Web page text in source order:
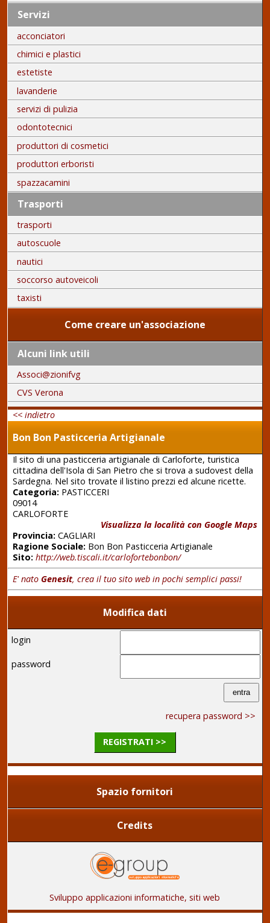
Servizi
acconciatori
chimici e plastici
estetiste
lavanderie
servizi di pulizia
odontotecnici
produttori di cosmetici
produttori erboristi
spazzacamini
Trasporti
trasporti
autoscuole
nautici
soccorso autoveicoli
taxisti
Come creare un'associazione
Alcuni link utili
Associ@zionifvg
CVS Verona
<< indietro
Bon Bon Pasticceria Artigianale
Il sito di una pasticceria artigianale di Carloforte, turistica
cittadina dell'Isola di San Pietro che si trova a sudovest della
Sardegna. Nel sito trovate il listino prezzi ed alcune ricette.
Categoria:PASTICCERI
09014
CARLOFORTE
Visualizza la località con Google Maps
Provincia:CAGLIARI
Ragione Sociale:Bon Bon Pasticceria Artigianale
Sito: http://web.tiscali.it/carlofortebonbon/
E' nato Genesit, crea il tuo sito web in pochi semplici passi!
Modifica dati
login
password
recupera password >>
REGISTRATI >>
Spazio fornitori
Credits
Sviluppo applicazioni informatiche, siti web